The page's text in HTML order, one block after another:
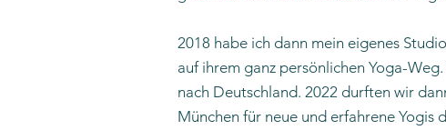
2018 habe ich dann mein eigenes
auf ihrem ganz persönlichen Yoga-
nach Deutschland. 2022 durften wir
München für neue und erfahrene Yogis